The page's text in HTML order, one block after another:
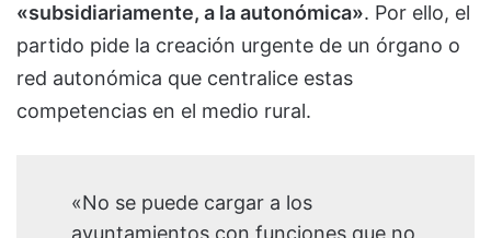
«subsidiariamente, a la autonómica». Por ello, el
partido pide la creación urgente de un órgano o
red autonómica que centralice estas
competencias en el medio rural.
«No se puede cargar a los
ayuntamientos con funciones que no